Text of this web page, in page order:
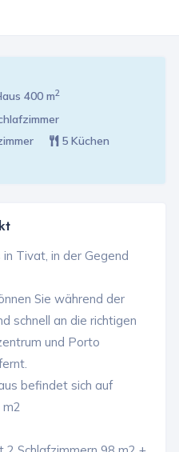
400 m2
5 Küchen
Tivat, in der Gegend
Sie während der
schnell an die richtigen
und Porto
befindet sich auf